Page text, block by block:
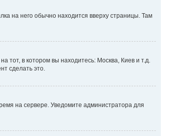
на него обычно находится вверху страницы. Там
тот, в котором вы находитесь: Москва, Киев и т.д.
сделать это.
на сервере. Уведомите администратора для